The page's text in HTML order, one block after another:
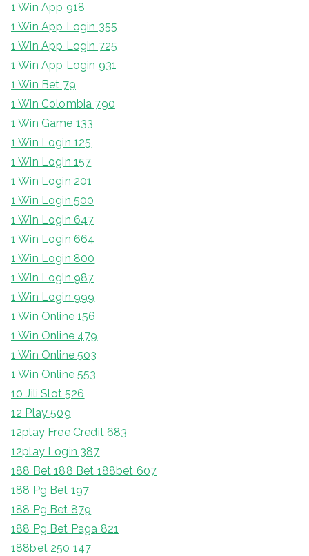
1 Win App 918
1 Win App Login 355
1 Win App Login 725
1 Win App Login 931
1 Win Bet 79
1 Win Colombia 790
1 Win Game 133
1 Win Login 125
1 Win Login 157
1 Win Login 201
1 Win Login 500
1 Win Login 647
1 Win Login 664
1 Win Login 800
1 Win Login 987
1 Win Login 999
1 Win Online 156
1 Win Online 479
1 Win Online 503
1 Win Online 553
10 Jili Slot 526
12 Play 509
12play Free Credit 683
12play Login 387
188 Bet 188 Bet 188bet 607
188 Pg Bet 197
188 Pg Bet 879
188 Pg Bet Paga 821
188bet 250 147